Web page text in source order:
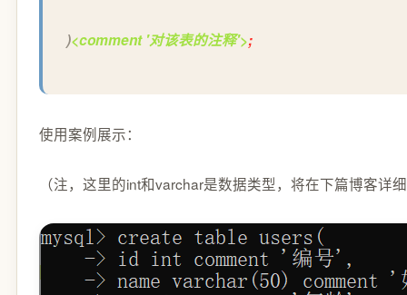
)<comment '对该表的注释'>;
使用案例展示：
（注，这里的int和varchar是数据类型，将在下篇博客详